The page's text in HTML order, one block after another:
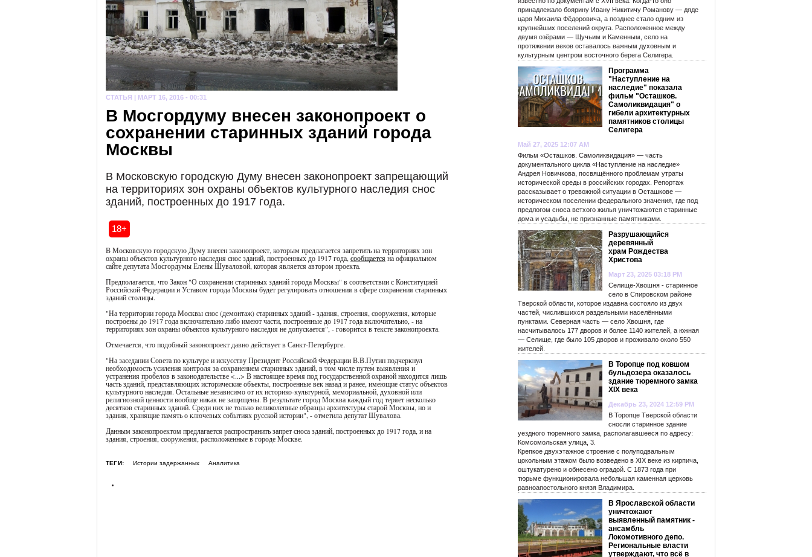
СТАТЬЯ | МАРТ 16, 2016 - 00:31
В Мосгордуму внесен законопроект о
сохранении старинных зданий города
Москвы
В Московскую городскую Думу внесен законопроект запрещающий
на территориях зон охраны объектов культурного наследия снос
зданий, построенных до 1917 года.
18+
В Московскую городскую Думу внесен законопроект, которым предлагается запретить на территориях зон
охраны объектов культурного наследия снос зданий, построенных до 1917 года, сообщаетсяна официальном
сайте депутата Мосгордумы Елены Шуваловой, которая является автором проекта.
Предполагается, что Закон "О сохранении старинных зданий города Москвы" в соответствии с Конституцией
Российской Федерации и Уставом города Москвы будет регулировать отношения в сфере сохранения старинных
зданий столицы.
"На территории города Москвы снос (демонтаж) старинных зданий - здания, строения, сооружения, которые
построены до 1917 года включительно либо имеют части, построенные до 1917 года включительно, - на
территориях зон охраны объектов культурного наследия не допускается", - говорится в тексте законопроекта.
Отмечается, что подобный законопроект давно действует в Санкт-Петербурге.
"На заседании Совета по культуре и искусству Президент Российской Федерации В.В.Путин подчеркнул
необходимость усиления контроля за сохранением старинных зданий, в том числе путем выявления и
устранения пробелов в законодательстве <...> В настоящее время под государственной охраной находится лишь
часть зданий, представляющих исторические объекты, построенные век назад и ранее, имеющие статус объектов
культурного наследия. Остальные независимо от их историко-культурной, мемориальной, духовной или
религиозной ценности вообще никак не защищены. В результате город Москва каждый год теряет несколько
десятков старинных зданий. Среди них не только великолепные образцы архитектуры старой Москвы, но и
здания, хранящие память о ключевых событиях русской истории", - отметила депутат Шувалова.
Данным законопроектом предлагается распространить запрет сноса зданий, построенных до 1917 года, и на
здания, строения, сооружения, расположенные в городе Москве.
ТЕГИ: Истории задержанных Аналитика
принадлежало боярину Ивану Никитичу Романову — дяде
царя Михаила Фёдоровича, а позднее стало одним из
крупнейших поселений округа. Расположенное между
двумя озёрами — Щучьим и Каменным, село на
протяжении веков оставалось важным духовным и
культурным центром восточного берега Селигера.
Программа
"Наступление на
наследие" показала
фильм "Осташков.
Самоликвидация" о
гибели архитектурных
памятников столицы
Селигера
Май 27, 2025 12:07 AM
Фильм «Осташков. Самоликвидация» — часть
документального цикла «Наступление на наследие»
Андрея Новичкова, посвящённого проблемам утраты
исторической среды в российских городах. Репортаж
рассказывает о тревожной ситуации в Осташкове —
историческом поселении федерального значения, где под
предлогом сноса ветхого жилья уничтожаются старинные
дома и усадьбы, не признанные памятниками.
Разрушающийся
деревянный
храм Рождества
Христова
Март 23, 2025 03:18 PM
Селище-Хвошня - старинное
село в Спировском районе
Тверской области, которое издавна состояло из двух
частей, числившихся раздельными населёнными
пунктами. Северная часть — село Хвошня, где
насчитывалось 177 дворов и более 1140 жителей, а южная
— Селище, где было 105 дворов и проживало около 550
жителей.
В Торопце под ковшом
бульдозера оказалось
здание тюремного замка
XIX века
Декабрь 23, 2024 12:59 PM
В Торопце Тверской области
сносли старинное здание
уездного тюремного замка, располагавшееся по адресу:
Комсомольская улица, 3.
Крепкое двухэтажное строение с полуподвальным
цокольным этажом было возведено в XIX веке из кирпича,
оштукатурено и обнесено оградой. С 1873 года при
тюрьме функционировала небольшая каменная церковь
равноапостольного князя Владимира.
В Ярославской области
уничтожают
выявленный памятник -
ансамбль
Локомотивного депо.
Региональные власти
утверждают, что всё в